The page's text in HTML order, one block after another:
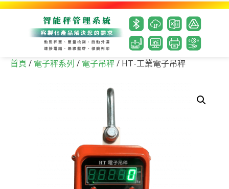
首頁 / 電子秤系列 / 電子吊秤 / HT-工業電子吊秤